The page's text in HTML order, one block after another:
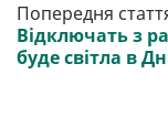
Попередня
Відключать з
буде світла в